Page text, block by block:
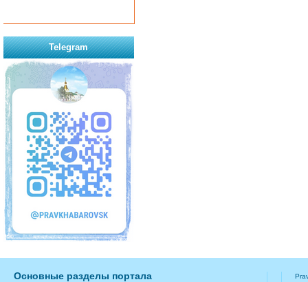
Telegram
Основные разделы портала